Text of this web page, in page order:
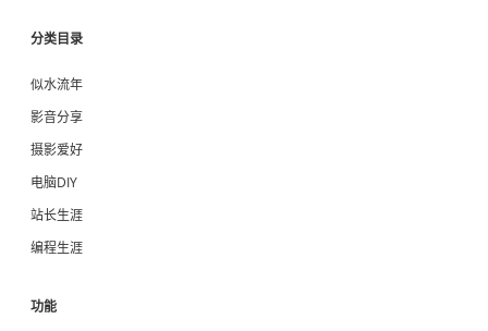
分类目录
似水流年
影音分享
摄影爱好
电脑DIY
站长生涯
编程生涯
功能